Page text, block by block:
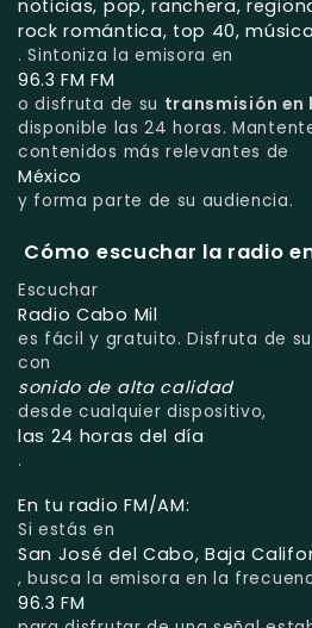
noticias, pop, ranchera,
rock romántica, top 40,
. Sintoniza la emisora en
96.3 FM FM
o disfruta de su transmisión
disponible las 24 horas.
contenidos más relevantes de
México
y forma parte de su audiencia.
Cómo escuchar la radio
Escuchar
Radio Cabo Mil
es fácil y gratuito. Disfruta de
con
sonido de alta calidad
desde cualquier dispositivo,
las 24 horas del día
.
En tu radio FM/AM:
Si estás en
San José del Cabo, Baja
, busca la emisora en la
96.3 FM